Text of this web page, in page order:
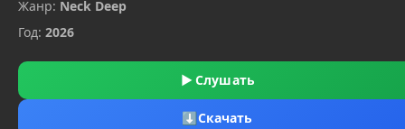
Жанр: Neck Deep
Год: 2026
▶ Слушать
⬇Скачать